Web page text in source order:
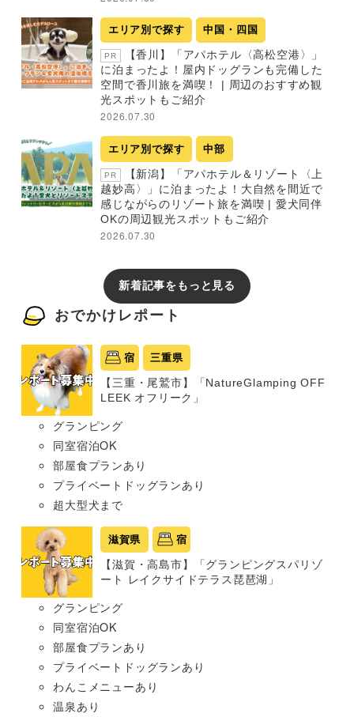
エリア別で探す 中国・四国
PR
【香川】「アパホテル〈高松空港〉」
に泊まったよ！屋内ドッグランも完備した
空間で香川旅を満喫！ | 周辺のおすすめ観
光スポットもご紹介
2026.07.30
エリア別で探す 中部
PR
【新潟】「アパホテル＆リゾート〈上
越妙高〉」に泊まったよ！大自然を間近で
感じながらのリゾート旅を満喫 | 愛犬同伴
OKの周辺観光スポットもご紹介
2026.07.30
新着記事をもっと見る
おでかけレポート
宿 三重県
【三重・尾鷲市】「NatureGlamping OFF
LEEK オフリーク」
グランピング
同室宿泊OK
部屋食プランあり
プライベートドッグランあり
超大型犬まで
滋賀県 宿
【滋賀・高島市】「グランピングスパリゾ
ート レイクサイドテラス琵琶湖」
グランピング
同室宿泊OK
部屋食プランあり
プライベートドッグランあり
わんこメニューあり
温泉あり